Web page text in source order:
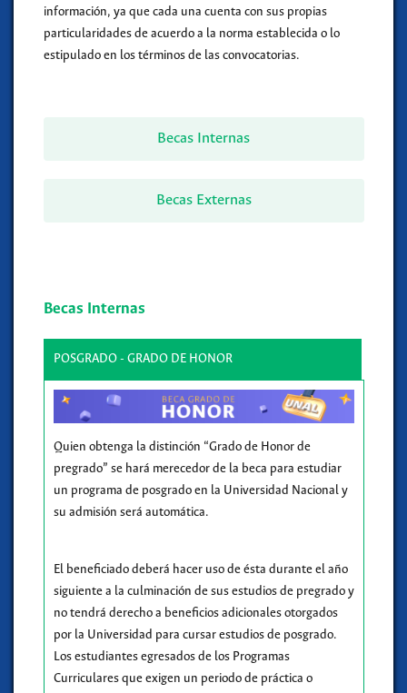
información, ya que cada una cuenta con sus propias
particularidades de acuerdo a la norma establecida o lo
estipulado en los términos de las convocatorias.
Becas Internas
Becas Externas
Becas Internas
POSGRADO - GRADO DE HONOR
Quien obtenga la distinción “Grado de Honor de
pregrado” se hará merecedor de la beca para estudiar
un programa de posgrado en la Universidad Nacional y
su admisión será automática.
El beneficiado deberá hacer uso de ésta durante el año
siguiente a la culminación de sus estudios de pregrado y
no tendrá derecho a beneficios adicionales otorgados
por la Universidad para cursar estudios de posgrado.
Los estudiantes egresados de los Programas
Curriculares que exigen un periodo de práctica o